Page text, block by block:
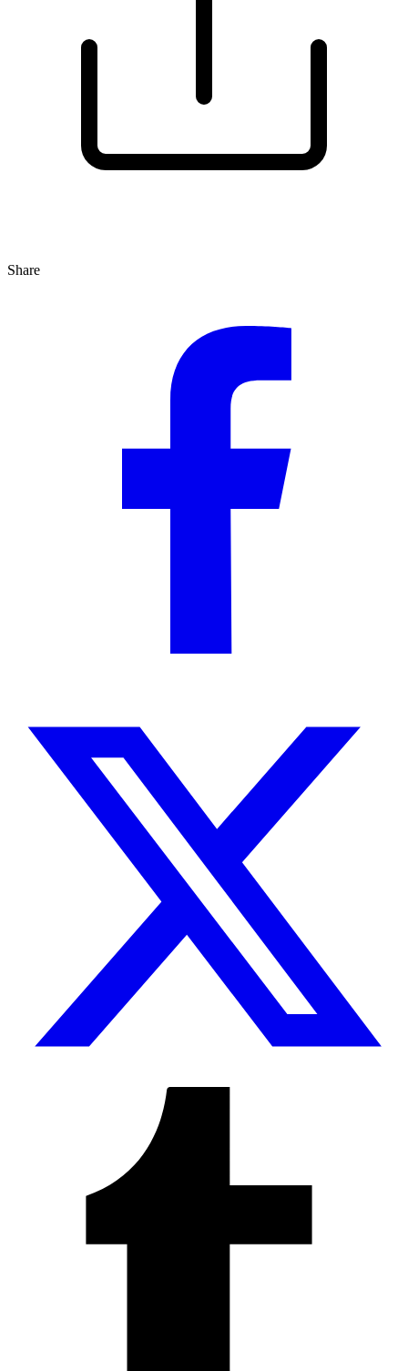
Share